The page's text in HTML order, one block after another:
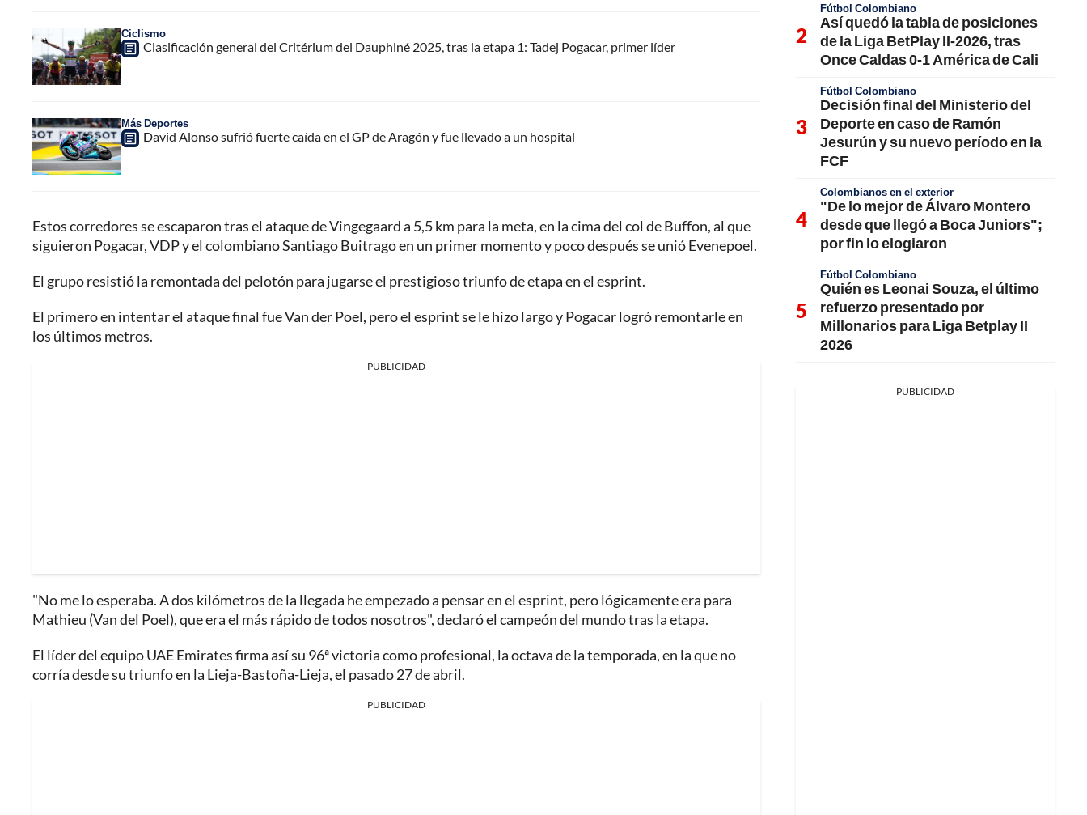
Ciclismo
Clasificación general del Critérium del Dauphiné 2025, tras la etapa 1: Tadej Pogacar, primer líder
Más Deportes
David Alonso sufrió fuerte caída en el GP de Aragón y fue llevado a un hospital
Estos corredores se escaparon tras el ataque de Vingegaard a 5,5 km para la meta, en la cima del col de Buffon, al que
siguieron Pogacar, VDP y el colombiano Santiago Buitrago en un primer momento y poco después se unió Evenepoel.
El grupo resistió la remontada del pelotón para jugarse el prestigioso triunfo de etapa en el esprint.
El primero en intentar el ataque final fue Van der Poel, pero el esprint se le hizo largo y Pogacar logró remontarle en
los últimos metros.
PUBLICIDAD
"No me lo esperaba. A dos kilómetros de la llegada he empezado a pensar en el esprint, pero lógicamente era para
Mathieu (Van del Poel), que era el más rápido de todos nosotros", declaró el campeón del mundo tras la etapa.
El líder del equipo UAE Emirates firma así su 96ª victoria como profesional, la octava de la temporada, en la que no
corría desde su triunfo en la Lieja-Bastoña-Lieja, el pasado 27 de abril.
PUBLICIDAD
Fútbol Colombiano
Así quedó la tabla de posiciones
de la Liga BetPlay II-2026, tras
Once Caldas 0-1 América de Cali
Fútbol Colombiano
Decisión final del Ministerio del
Deporte en caso de Ramón
Jesurún y su nuevo período en la
FCF
Colombianos en el exterior
"De lo mejor de Álvaro Montero
desde que llegó a Boca Juniors";
por fin lo elogiaron
Fútbol Colombiano
Quién es Leonai Souza, el último
refuerzo presentado por
Millonarios para Liga Betplay II
2026
PUBLICIDAD